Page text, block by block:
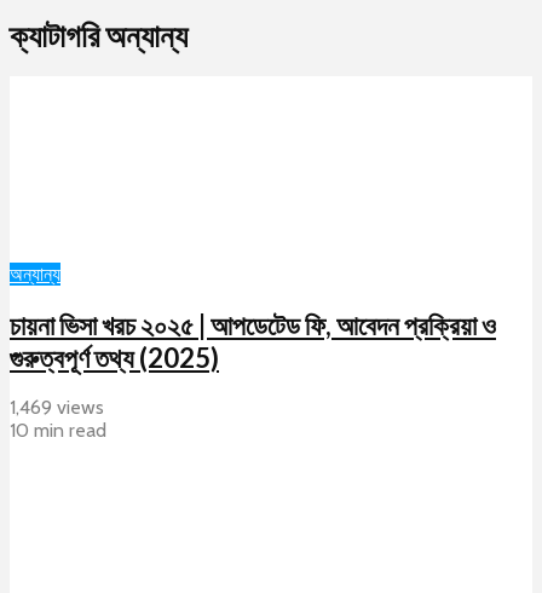
ক্যাটাগরি অন্যান্য
অন্যান্য
চায়না ভিসা খরচ ২০২৫ | আপডেটেড ফি, আবেদন প্রক্রিয়া ও
গুরুত্বপূর্ণ তথ্য (2025)
1,469 views
10 min read